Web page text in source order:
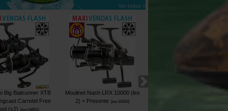
Ver todos »
Big Baitrunner XTB
Carretel Free
(x2)
esc14851]
Moulinet Nash LRX 10000 (les
2) + Presente esc18302]
Nash Air Force F20 50mm Rod